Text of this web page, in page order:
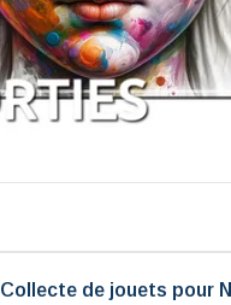
Collecte de jouets pour